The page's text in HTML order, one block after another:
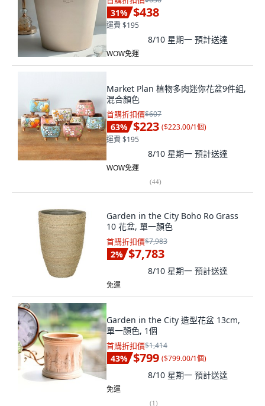
31% $438
運費 $195
8/10 星期一 預計送達
WOW免運
Market Plan 植物多肉迷你花盆9件組,
混合顏色
首購折扣價$607
63% $223 ($223.00/1個)
運費 $195
8/10 星期一 預計送達
WOW免運
(44)
Garden in the City Boho Ro Grass
10 花盆, 單一顏色
首購折扣價$7,983
2% $7,783
8/10 星期一 預計送達
免運
Garden in the City 造型花盆 13cm,
單一顏色, 1個
首購折扣價$1,414
43% $799 ($799.00/1個)
8/10 星期一 預計送達
免運
(1)